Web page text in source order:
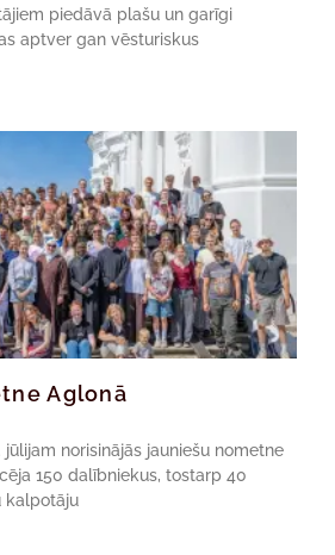
piedāvā plašu un garīgi
aptver gan vēsturiskus
Aglonā
jūlijam norisinājās jauniešu nometne
150 dalībniekus, tostarp 40
kalpotāju